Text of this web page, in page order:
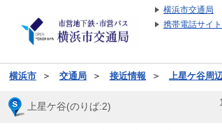
横浜市交通局
携帯電話サイ
横浜市 ＞ 交通局 ＞ 接近情報 ＞ 上星ケ谷周
上星ケ谷(のりば:2)